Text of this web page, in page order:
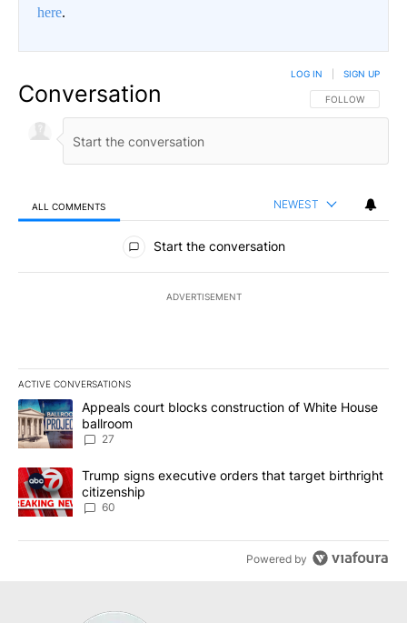
here.
Conversation FOLLOW THIS
FOLLOW
LOG IN SIGN UP
ALL COMMENTS NEWEST
All Comments
Start the conversation
ADVERTISEMENT
ACTIVE CONVERSATIONS
The following is a list of the most commented articles in the last
A trending article titled "Appeals court blocks construction of
Appeals court blocks construction of White House
ballroom
27
A trending article titled "Trump signs executive orders that
Trump signs executive orders that target birthright
citizenship
60
Powered by